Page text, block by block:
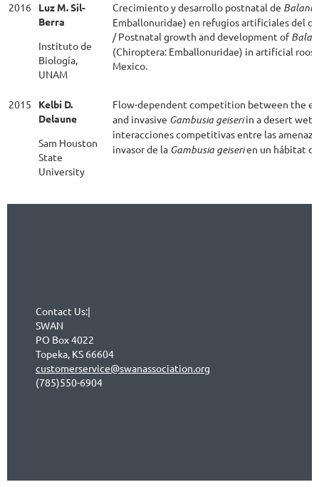
2016
Luz M. Sil-
Berra
Instituto de
Biología,
UNAM
Crecimiento y desarrollo postnatal de
Emballonuridae) en refugios artificiales del
/ Postnatal growth and development of
(Chiroptera: Emballonuridae) in artificial
Mexico.
2015
Kelbi D.
Delaune
Sam Houston
State
University
Flow-dependent competition between the
and invasive Gambusia geiseriin a desert
interacciones competitivas entre las
invasor de la Gambusia geiserien un hábitat
Contact Us:|
SWAN
PO Box 4022
Topeka, KS 66604
customerservice@swanassociation.org
(785)550-6904